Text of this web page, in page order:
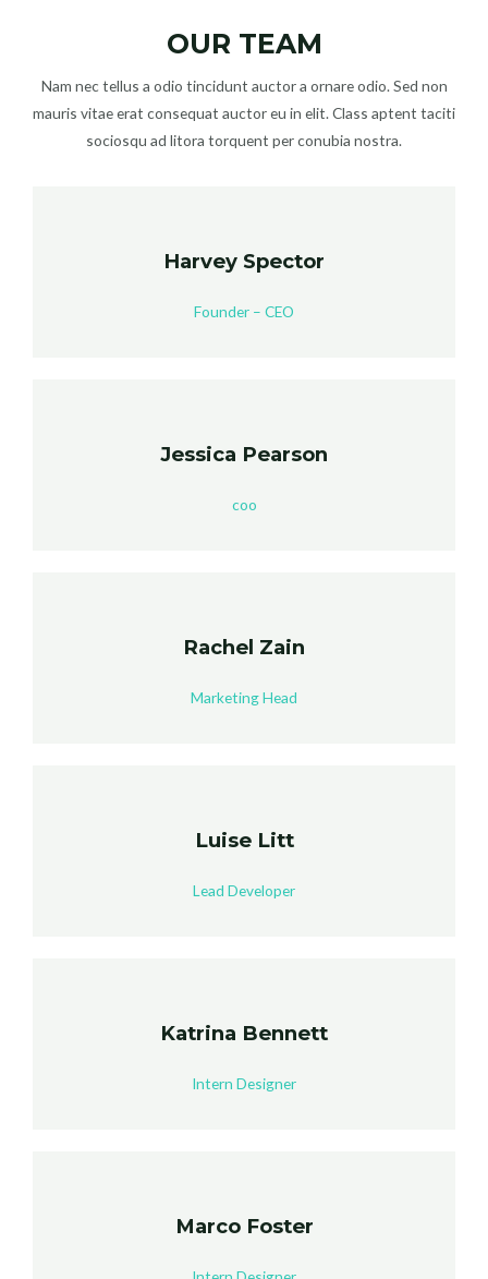
OUR TEAM
Nam nec tellus a odio tincidunt auctor a ornare odio. Sed non
mauris vitae erat consequat auctor eu in elit. Class aptent taciti
sociosqu ad litora torquent per conubia nostra.
Harvey Spector
Founder – CEO
Jessica Pearson
coo
Rachel Zain
Marketing Head
Luise Litt
Lead Developer
Katrina Bennett
Intern Designer
Marco Foster